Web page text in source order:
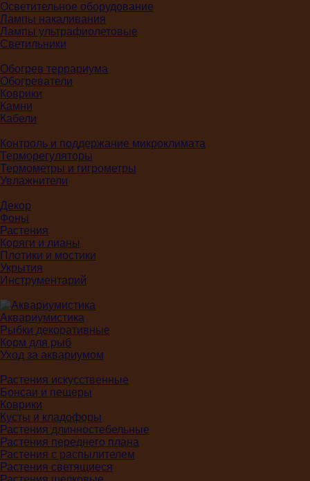
Осветительное оборудование
Лампы накаливания
Лампы ультрафиолетовые
Светильники
Обогрев террариума
Обогреватели
Коврики
Камни
Кабели
Контроль и поддержание микроклимата
Терморегуляторы
Термометры и гигрометры
Увлажнители
Декор
Фоны
Растения
Коряги и лианы
Плотики и мостики
Укрытия
Инструментарий
Аквариумистика
Рыбки декоративные
Корм для рыб
Уход за аквариумом
Растения искусственные
Бонсаи и пещеры
Коврики
Кусты и кладофоры
Растения длинностебельные
Растения переднего плана
Растения с распылителем
Растения светящиеся